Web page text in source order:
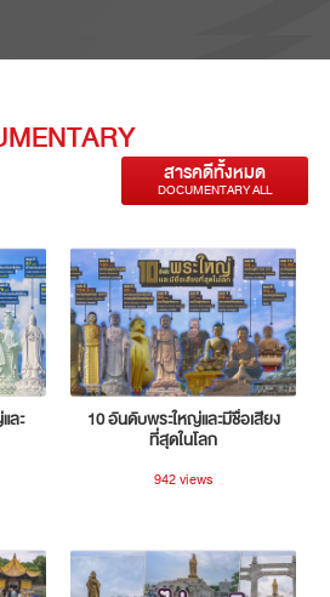
สารคดีทั้งหมด
DOCUMENTARY ALL
ละ
10 อันดับพระใหญ่และมีชื่อเสียง
ที่สุดในโลก
942 views